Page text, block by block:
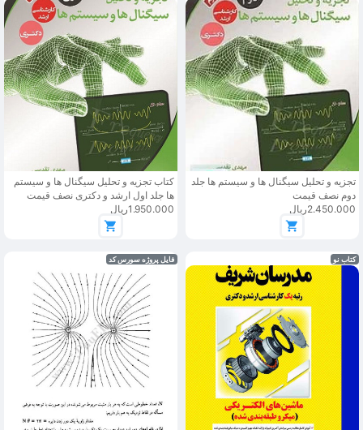
تجزیه و تحلیل سیگنال ها و سیستم ها جلد
دوم نصف قیمت
2.450.000ریال
کتاب تجزیه و تحلیل سیگنال ها و سیستم
ها جلد اول ارشد و دکتری نصف قیمت
1.950.000ریال
کتاب نو فایل پروژه سورس کد